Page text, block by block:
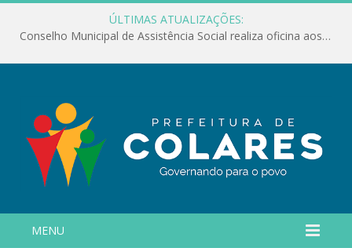
ÚLTIMAS ATUALIZAÇÕES:
Conselho Municipal de Assistência Social realiza oficina aos servidores
MENU